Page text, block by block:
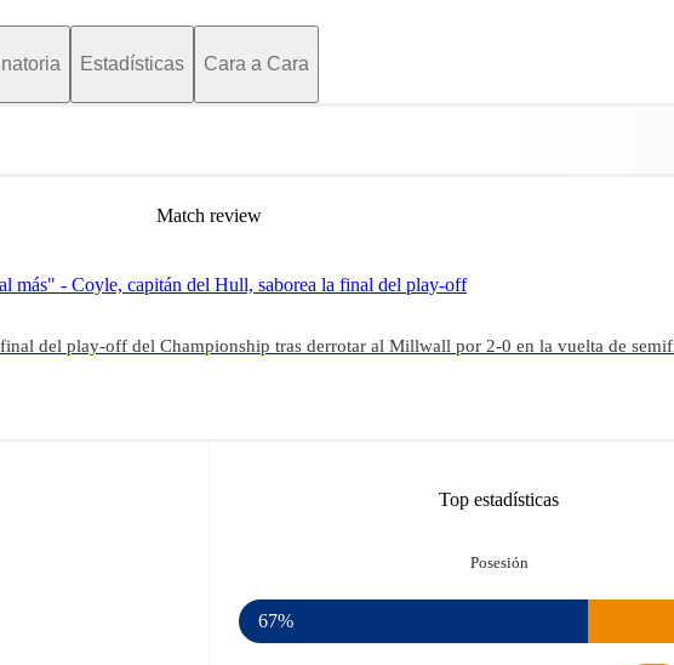
Estadísticas Cara a Cara
Match review
más" - Coyle, capitán del Hull, saborea la final del play-off
del play-off del Championship tras derrotar al Millwall por 2-0 en la vuelta de
Top estadísticas
Posesión
67%